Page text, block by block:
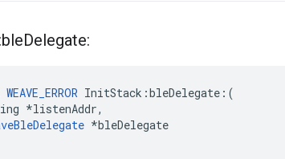
Delegate:
WEAVE_ERROR InitStack:bleDelegate:(
*listenAddr,
*bleDelegate